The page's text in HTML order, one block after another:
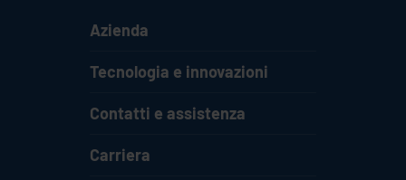
Azienda
Tecnologia e innovazioni
Contatti e assistenza
Carriera